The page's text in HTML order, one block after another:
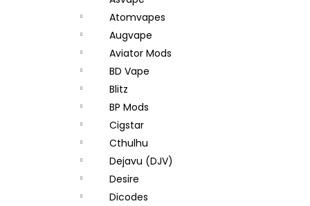
Atomvapes
Augvape
Aviator Mods
BD Vape
Blitz
BP Mods
Cigstar
Cthulhu
Dejavu (DJV)
Desire
Dicodes
JOYETECH BF SS316 ATOMIZER 0,6OHM
57 Kč